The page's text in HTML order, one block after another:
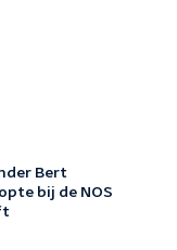
Bert
bij de NOS